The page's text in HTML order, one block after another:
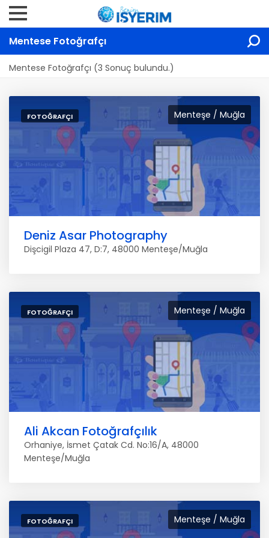
Mentese Fotoğrafçı
Mentese Fotoğrafçı (3 Sonuç bulundu.)
Menteşe / Muğla
FOTOĞRAFÇI
Deniz Asar Photography
Dişcigil Plaza 47, D:7, 48000 Menteşe/Muğla
Menteşe / Muğla
FOTOĞRAFÇI
Ali Akcan Fotoğrafçılık
Orhaniye, İsmet Çatak Cd. No:16/A, 48000
Menteşe/Muğla
Menteşe / Muğla
FOTOĞRAFÇI